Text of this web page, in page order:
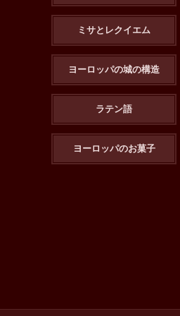
ミサとレクイエム
ヨーロッパの城の構造
ラテン語
ヨーロッパのお菓子